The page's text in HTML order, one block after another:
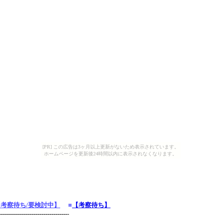
[PR] この広告は3ヶ月以上更新がないため表示されています。
ホームページを更新後24時間以内に表示されなくなります。
考察待ち/要検討中】 ■ 【考察待ち】
-